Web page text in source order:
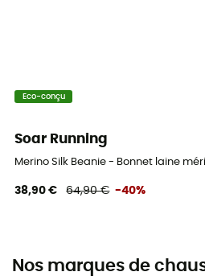
Eco-conçu
Soar Running
Merino Silk Beanie - Bonnet laine
38,90 € 64,90 € -40%
Nos marques de